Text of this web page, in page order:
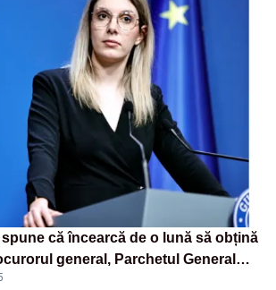
că încearcă de o lună să obțină
general, Parchetul General
solicitarea